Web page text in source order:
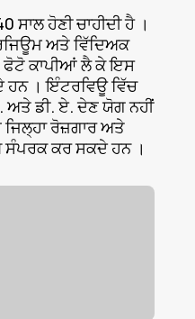
ਹੋਣੀ ਚਾਹੀਦੀ ਹੈ ।
ਅਤੇ ਵਿੱਦਿਅਕ
ਫੋਟੋ ਕਾਪੀਆਂ ਲੈ ਕੇ ਇਸ
ਹਨ । ਇੰਟਰਵਿਊ ਵਿੱਚ
ਅਤੇ ਡੀ. ਏ. ਦੇਣ ਯੋਗ ਨਹੀਂ
ਰੋਜ਼ਗਾਰ ਅਤੇ
ਸੰਪਰਕ ਕਰ ਸਕਦੇ ਹਨ ।